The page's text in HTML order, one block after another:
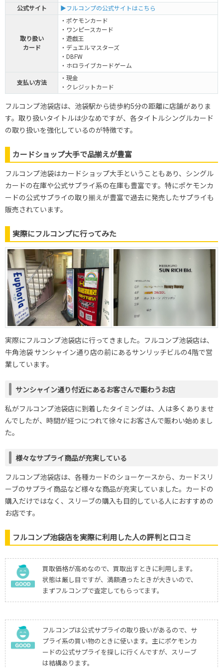
トレカモトーショップ
・ワンピースカード
・遊戯王
・MTG
・ヴァイスシュバルツ
平日：13時～21時
土日祝：12時～21時
公式サイト ▶フルコンプの公式サイトはこちら
取り扱い
カード
・ポケモンカード
・ワンピースカード
・遊戯王
・デュエルマスターズ
・DBFW
・ホロライブカードゲーム
支払い方法
・現金
・クレジットカード
フルコンプ池袋店は、 池袋駅から徒歩約5分の距離に店舗がありま
す。取り扱いタイトルは少なめですが、各タイトルシングルカード
の取り扱いを強化しているのが特徴です。
カードショップ大手で品揃えが豊富
フルコンプ池袋はカードショップ大手ということもあり、シングル
カードの在庫や公式サプライ系の在庫も豊富です。特にポケモンカ
ードの公式サプライの取り揃えが豊富で過去に発売したサプライも
販売されています。
実際にフルコンプに行ってみた
実際にフルコンプ池袋店に行ってきました。フルコンプ池袋店は、
牛角池袋 サンシャイン通り店の前にあるサンリッチビルの4階で営
業しています。
サンシャイン通り付近にあるお客さんで賑わうお店
私がフルコンプ池袋店に到着したタイミングは、人は多くありませ
んでしたが、時間が経つにつれて徐々にお客さんで賑わい始めまし
た。
様々なサプライ商品が充実している
フルコンプ池袋店は、各種カードのショーケースから、カードスリ
ーブのサプライ商品など様々な商品が充実していました。カードの
購入だけではなく、スリーブの購入も目的している人におすすめの
お店です。
フルコンプ池袋店を実際に利用した人の評判と口コミ
買取価格が高めなので、買取出すときに利用します。
状態は厳し目ですが、満額通ったときが大きいので、
まずフルコンプで査定してもらってます。
フルコンプは公式サプライの取り扱いがあるので、サ
プライ系の買い物のときに使います。主にポケモンカ
ードの公式サプライを探しに行くんですが、スリーブ
は結構あります。